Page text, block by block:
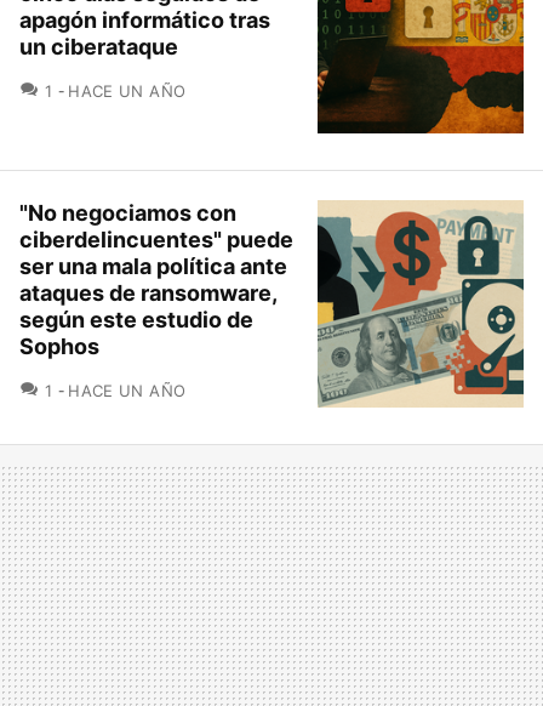
apagón informático tras
un ciberataque
1 COMENTARIOS
HACE UN AÑO
"No negociamos con
ciberdelincuentes" puede
ser una mala política ante
ataques de ransomware,
según este estudio de
Sophos
1 COMENTARIOS
HACE UN AÑO